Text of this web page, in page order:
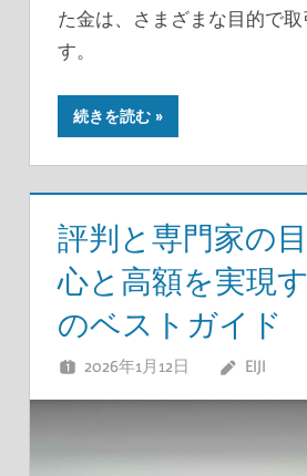
た金は、さまざまな目的で取
す。
続きを読む
評判と専門家の
心と高額を実現
のベストガイド
2026年1月12日 EIJI